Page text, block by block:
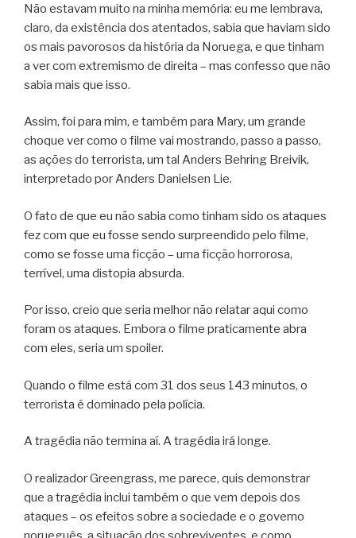
Não estavam muito na minha memória: eu me lembrava,
claro, da existência dos atentados, sabia que haviam sido
os mais pavorosos da história da Noruega, e que tinham
a ver com extremismo de direita – mas confesso que não
sabia mais que isso.
Assim, foi para mim, e também para Mary, um grande
choque ver como o filme vai mostrando, passo a passo,
as ações do terrorista, um tal Anders Behring Breivik,
interpretado por Anders Danielsen Lie.
O fato de que eu não sabia como tinham sido os ataques
fez com que eu fosse sendo surpreendido pelo filme,
como se fosse uma ficção – uma ficção horrorosa,
terrível, uma distopia absurda.
Por isso, creio que seria melhor não relatar aqui como
foram os ataques. Embora o filme praticamente abra
com eles, seria um spoiler.
Quando o filme está com 31 dos seus 143 minutos, o
terrorista é dominado pela polícia.
A tragédia não termina aí. A tragédia irá longe.
O realizador Greengrass, me parece, quis demonstrar
que a tragédia inclui também o que vem depois dos
ataques – os efeitos sobre a sociedade e o governo